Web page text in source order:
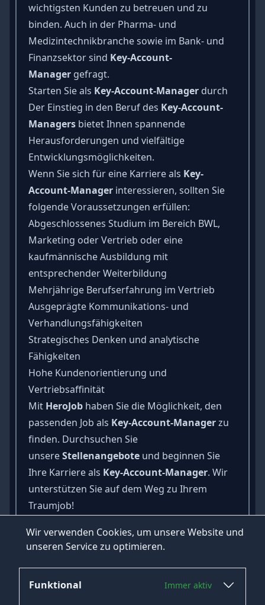
Wir verwenden Cookies, um unsere Website und
unseren Service zu optimieren.
Funktional Immer aktiv
wichtigsten Kunden zu betreuen und zu
binden. Auch in der Pharma- und
Medizintechnikbranche sowie im Bank- und
Finanzsektor sind Key-Account-
Managergefragt.
Starten Sie als Key-Account-Managerdurch
Der Einstieg in den Beruf des Key-Account-
Managersbietet Ihnen spannende
Herausforderungen und vielfältige
Entwicklungsmöglichkeiten.
Wenn Sie sich für eine Karriere als Key-
Account-Managerinteressieren, sollten Sie
folgende Voraussetzungen erfüllen:
Abgeschlossenes Studium im Bereich BWL,
Marketing oder Vertrieb oder eine
kaufmännische Ausbildung mit
entsprechender Weiterbildung
Mehrjährige Berufserfahrung im Vertrieb
Ausgeprägte Kommunikations- und
Verhandlungsfähigkeiten
Strategisches Denken und analytische
Fähigkeiten
Hohe Kundenorientierung und
Vertriebsaffinität
Mit HeroJobhaben Sie die Möglichkeit, den
passenden Job als Key-Account-Managerzu
finden. Durchsuchen Sie
unsereStellenangeboteund beginnen Sie
Ihre Karriere als Key-Account-Manager. Wir
unterstützen Sie auf dem Weg zu Ihrem
Traumjob!
Ihren Traumjob alsKey-Account-Managerbei